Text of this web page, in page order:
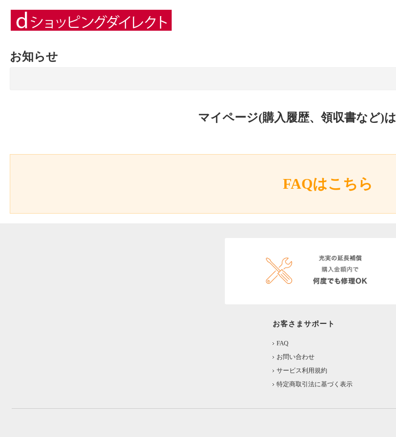
お知らせ
マイページ(購入履歴、領収書など)は
FAQはこちら
お客さまサポート
FAQ
お問い合わせ
サービス利用規約
特定商取引法に基づく表示